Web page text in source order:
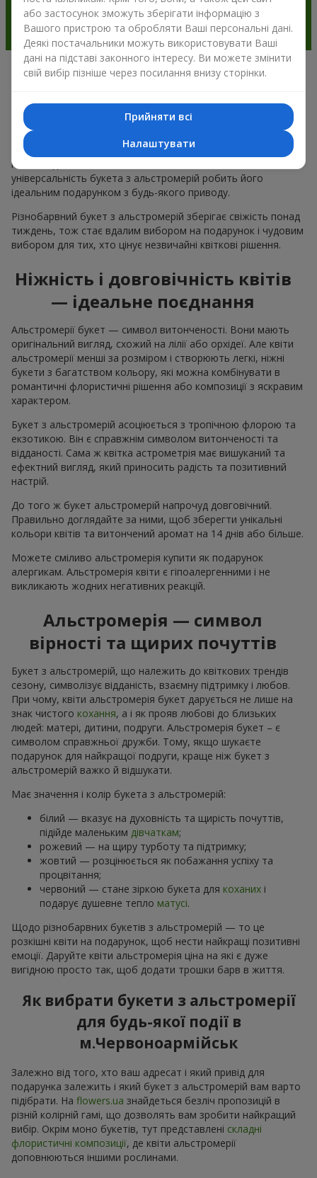
Чому варто вибрати букет з
альстромерії в м.Червоноармійськ
Альстромерія квітка — це ніжність і естетика в одному
букеті. Чарівні кольори пелюсток і незвична форма ніжних
квітів подобається багатьом
універсальність букета з альстромерій робить його
ідеальним подарунком з будь-якого приводу.
Різнобарвний букет з альстромерій зберігає свіжість понад
тиждень, тож стає вдалим вибором на подарунок і чудовим
вибором для тих, хто цінує незвичайні квіткові рішення.
Ніжність і довговічність квітів
— ідеальне поєднання
Альстромерії букет — символ витонченості. Вони мають
оригінальний вигляд, схожий на лілії або орхідеї. Але квіти
альстромерії менші за розміром і створюють легкі, ніжні
букети з багатством кольору, які можна комбінувати в
романтичні флористичні рішення або композиції з яскравим
характером.
Букет з альстромерій асоціюється з тропічною флорою та
екзотикою. Він є справжнім символом витонченості та
відданості. Сама ж квітка астрометрія має вишуканий та
ефектний вигляд, який приносить радість та позитивний
настрій.
До того ж букет альстромерій напрочуд довговічний.
Правильно доглядайте за ними, щоб зберегти унікальні
кольори квітів та витончений аромат на 14 днів або більше.
Можете сміливо альстромерія купити як подарунок
алергикам. Альстромерія квіти є гіпоалергенними і не
викликають жодних негативних реакцій.
Альстромерія — символ
вірності та щирих почуттів
Букет з альстромерій, що належить до квіткових трендів
сезону, символізує відданість, взаємну підтримку і любов.
При чому, квіти альстромерія букет дарується не лише на
знак чистого кохання, а і як прояв любові до близьких
людей: матері, дитини, подруги. Альстромерія букет – є
символом справжньої дружби. Тому, якщо шукаєте
подарунок для найкращої подруги, краще ніж букет з
альстромерій важко й відшукати.
Має значення і колір букета з альстромерій:
білий — вказує на духовність та щирість почуттів,
підійде маленьким дівчаткам;
рожевий — на щиру турботу та підтримку;
жовтий — розцінюється як побажання успіху та
процвітання;
червоний — стане зіркою букета для коханих і
подарує душевне тепло матусі.
Щодо різнобарвних букетів з альстромерій — то це
розкішні квіти на подарунок, щоб нести найкращі позитивні
емоції. Даруйте квіти альстромерія ціна на які є дуже
вигідною просто так, щоб додати трошки барв в життя.
Як вибрати букети з альстромерії
для будь-якої події в
м.Червоноармійськ
Залежно від того, хто ваш адресат і який привід для
подарунка залежить і який букет з альстромерій вам варто
підібрати. На flowers.ua знайдеться безліч пропозицій в
різній колірній гамі, що дозволять вам зробити найкращий
вибір. Окрім моно букетів, тут представлені складні
флористичні композиції, де квіти альстромерії
доповнюються іншими рослинами.
або застосунок зможуть зберігати інформацію з
Вашого пристрою та обробляти Ваші персональні дані.
Деякі постачальники можуть використовувати Ваші
дані на підставі законного інтересу. Ви можете змінити
свій вибір пізніше через посилання внизу сторінки.
Прийняти всі
Налаштувати